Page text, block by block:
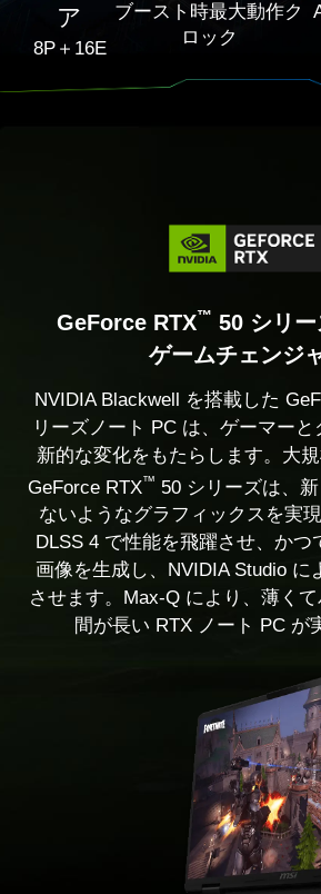
ア
8P＋16E
ブースト時最大動作ク
ロック
GeForce RTX™ 50 シリ
ゲームチェンジ
NVIDIA Blackwell を搭載した
リーズノート PC は、ゲーマー
新的な変化をもたらします。大
GeForce RTX™ 50 シリーズは、
ないようなグラフィックスを実
DLSS 4 で性能を飛躍させ、かつ
画像を生成し、NVIDIA Studio に
させます。Max-Q により、薄く
間が長い RTX ノート PC が